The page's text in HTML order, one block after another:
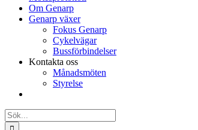
Om Genarp
Genarp växer
Fokus Genarp
Cykelvägar
Bussförbindelser
Kontakta oss
Månadsmöten
Styrelse
Sök
efter: